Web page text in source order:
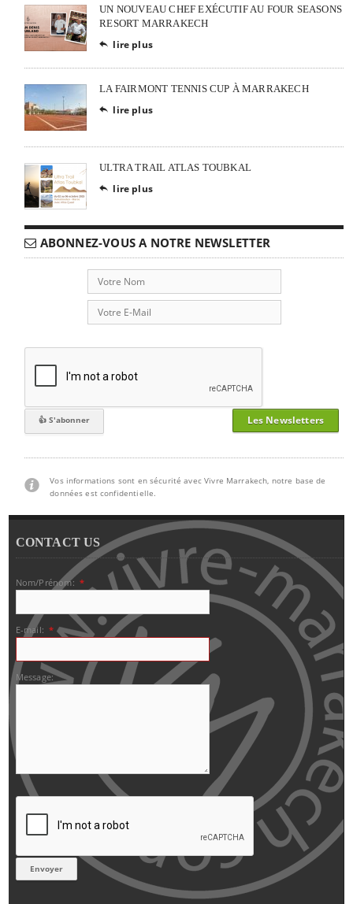
UN NOUVEAU CHEF EXÉCUTIF AU FOUR SEASONS
RESORT MARRAKECH
 lire plus
LA FAIRMONT TENNIS CUP À MARRAKECH
 lire plus
ULTRA TRAIL ATLAS TOUBKAL
 lire plus
ABONNEZ-VOUS A NOTRE NEWSLETTER
Les Newsletters
Vos informations sont en sécurité avec Vivre Marrakech, notre base de
données est confidentielle.
CONTACT US
Nom/Prénom: *
E-mail: *
Message: